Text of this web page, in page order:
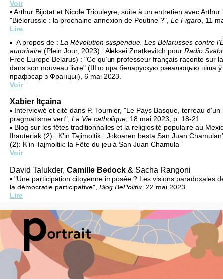
Voir
▪ Arthur Bijotat et Nicole Triouleyre, suite à un entretien avec Arthur
"Biélorussie : la prochaine annexion de Poutine ?", Le Figaro , 11
Lire
▪ A propos de : La Révolution suspendue. Les Bélarusses contre
autoritaire (Plein Jour, 2023) : Aleksei Znatkevitch pour Radio
Free Europe Belarus) : "Ce qu’un professeur français raconte sur
dans son nouveau livre" (Што пра беларускую рэвалюцыю піша ў
прафэсар з Францыі), 6 mai 2023.
Voir
Xabier Itçaina
▪ Interviewé et cité dans P. Tournier, "Le Pays Basque, terreau d’un
pragmatisme vert", La Vie catholique , 18 mai 2023, p. 18-21.
▪ Blog sur les fêtes traditionnalles et la religiosité populaire au
Ihauteriak (2) : K’in Tajimoltik : Jokoaren besta San Juan
(2): K’in Tajmoltik: la Fête du jeu à San Juan Chamula”
Voir
David Talukder, Camille Bedock & Sacha Rangoni
▪ "Une participation citoyenne imposée ? Les visions paradoxales
la démocratie participative", Blog BePolitix , 22 mai 2023.
Lire